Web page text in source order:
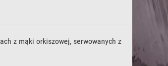
z mąki orkiszowej, serwowanych z